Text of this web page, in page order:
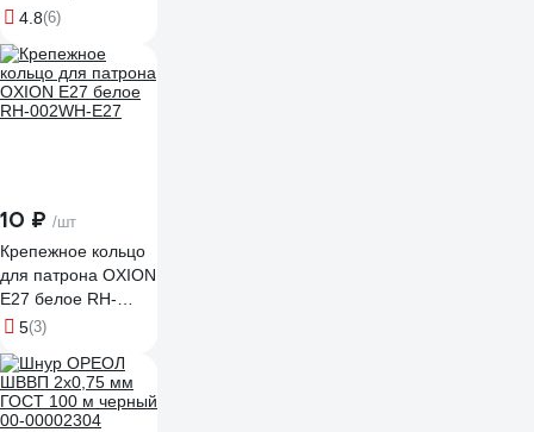
A7W37WEAY
4.8(6)
10 ₽ /шт
Крепежное кольцо
для патрона OXION
Е27 белое RH-
002WH-E27
5(3)